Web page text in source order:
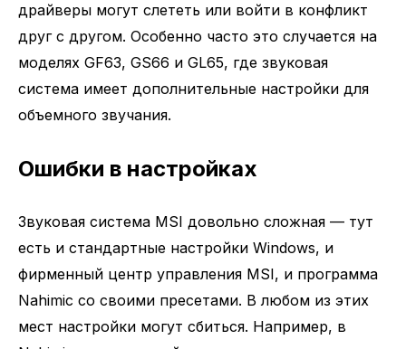
драйверы могут слететь или войти в конфликт
друг с другом. Особенно часто это случается на
моделях GF63, GS66 и GL65, где звуковая
система имеет дополнительные настройки для
объемного звучания.
Ошибки в настройках
Звуковая система MSI довольно сложная — тут
есть и стандартные настройки Windows, и
фирменный центр управления MSI, и программа
Nahimic со своими пресетами. В любом из этих
мест настройки могут сбиться. Например, в